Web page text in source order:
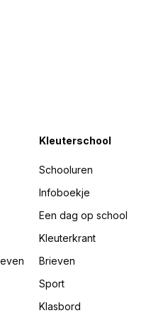
Kleuterschool
Schooluren
Infoboekje
Een dag op school
Kleuterkrant
Brieven
Sport
Klasbord